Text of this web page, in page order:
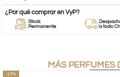
¿Por qué comprar en VyP?
Stock
Permanente
Despacho
a todo Chile
MÁS PERFUMES
-23%